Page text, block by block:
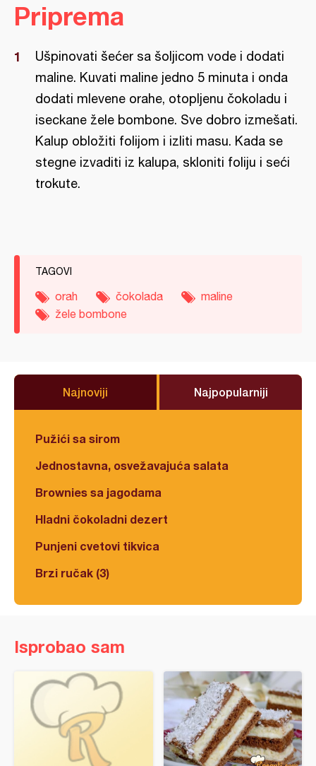
Priprema
Ušpinovati šećer sa šoljicom vode i dodati
maline. Kuvati maline jedno 5 minuta i onda
dodati mlevene orahe, otopljenu čokoladu i
iseckane žele bombone. Sve dobro izmešati.
Kalup obložiti folijom i izliti masu. Kada se
stegne izvaditi iz kalupa, skloniti foliju i seći
trokute.
TAGOVI
orah čokolada
maline
žele bombone
Najnoviji Najpopularniji
Pužići sa sirom
Jednostavna, osvežavajuća salata
Brownies sa jagodama
Hladni čokoladni dezert
Punjeni cvetovi tikvica
Brzi ručak (3)
Isprobao sam